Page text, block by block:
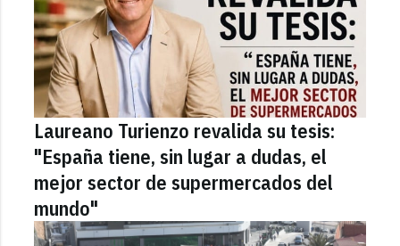
Laureano Turienzo revalida su tesis:
"España tiene, sin lugar a dudas, el
mejor sector de supermercados del
mundo"